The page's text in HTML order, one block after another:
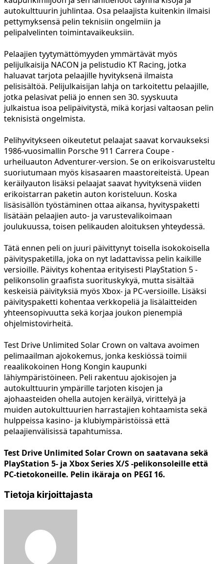
autokulttuurin juhlintaa. Osa pelaajista kuitenkin ilmaisi
pettymyksensä pelin teknisiin ongelmiin ja
pelipalvelinten toimintavaikeuksiin.
Pelaajien tyytymättömyyden ymmärtävät myös
pelijulkaisija NACON ja pelistudio KT Racing, jotka
haluavat tarjota pelaajille hyvityksenä ilmaista
pelisisältöä. Pelijulkaisijan lahja on tarkoitettu pelaajille,
jotka pelasivat peliä jo ennen sen 30. syyskuuta
julkaistua isoa pelipäivitystä, mikä korjasi valtaosan pelin
teknisistä ongelmista.
Pelihyvitykseen oikeutetut pelaajat saavat korvaukseksi
1986-vuosimallin Porsche 911 Carrera Coupe -
urheiluauton Adventurer-version. Se on erikoisvarusteltu
suoriutumaan myös kisasaaren maastoreiteistä. Upean
keräilyauton lisäksi pelaajat saavat hyvityksenä viiden
erikoistarran paketin auton koristeluun. Koska
lisäsisällön työstäminen ottaa aikansa, hyvityspaketti
lisätään pelaajien auto- ja varustevalikoimaan
joulukuussa, toisen pelikauden aloituksen yhteydessä.
Tätä ennen peli on juuri päivittynyt toisella isokokoisella
päivityspaketilla, joka on nyt ladattavissa pelin kaikille
versioille. Päivitys kohentaa erityisesti PlayStation 5 -
pelikonsolin graafista suorituskykyä, mutta sisältää
keskeisiä päivityksiä myös Xbox- ja PC-versioille. Lisäksi
päivityspaketti kohentaa verkkopeliä ja lisälaitteiden
yhteensopivuutta sekä korjaa joukon pienempiä
ohjelmistovirheitä.
Test Drive Unlimited Solar Crown on valtava avoimen
pelimaailman ajokokemus, jonka keskiössä toimii
reaalikokoinen Hong Kongin kaupunki
lähiympäristöineen. Peli rakentuu ajokisojen ja
autokulttuurin ympärille tarjoten kisojen ja
ajohaasteiden ohella autojen keräilyä, virittelyä ja
muiden autokulttuurien harrastajien kohtaamista sekä
hulppeissa kasino- ja klubiympäristöissä että
pelaajienvälisissä tapahtumissa.
Test Drive Unlimited Solar Crown on saatavana sekä
PlayStation 5- ja Xbox Series X/S -pelikonsoleille että
PC-tietokoneille. Pelin ikäraja on PEGI 16.
Tietoja kirjoittajasta